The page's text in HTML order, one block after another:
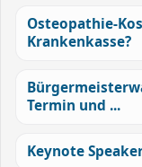
Osteopathie-
Krankenkasse?
Termin und ...
Keynote